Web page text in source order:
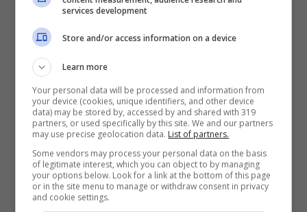
Il brano diviene fonte di ispirazione per artisti
considerati poi ipadri del movimentobebop
ovveroCharlie ParkereDizzy Gillespie,
proprio a quest’ultimo si deve il termine
bebop termine che nasce da un’onomatopea
services development
Store and/or access information on a device
Learn more
Your personal data will be processed and information from
your device (cookies, unique identifiers, and other device
data) may be stored by, accessed by and shared with 319
partners, or used specifically by this site. We and our partners
may use precise geolocation data. List of partners.
Some vendors may process your personal data on the basis
of legitimate interest, which you can object to by managing
your options below. Look for a link at the bottom of this page
or in the site menu to manage or withdraw consent in privacy
and cookie settings.